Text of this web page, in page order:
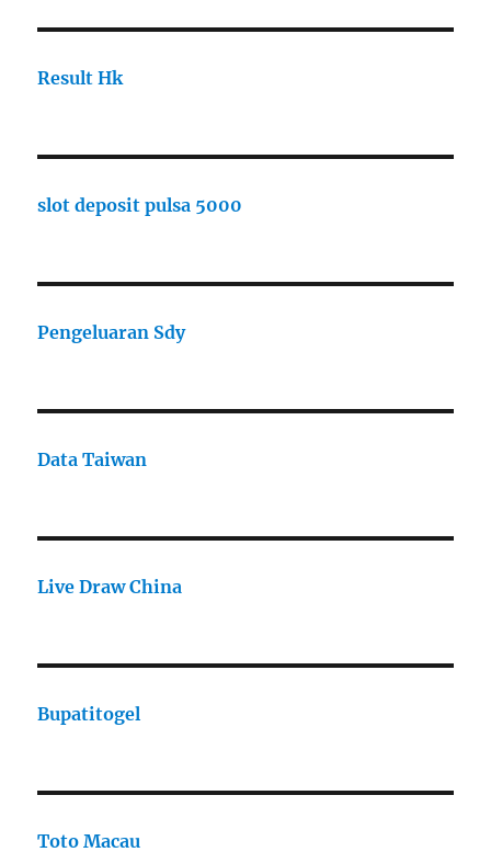
Result Hk
slot deposit pulsa 5000
Pengeluaran Sdy
Data Taiwan
Live Draw China
Bupatitogel
Toto Macau